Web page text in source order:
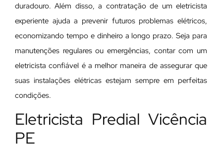
duradouro. Além disso, a contratação de um eletricista
experiente ajuda a prevenir futuros problemas elétricos,
economizando tempo e dinheiro a longo prazo. Seja para
manutenções regulares ou emergências, contar com um
eletricista confiável é a melhor maneira de assegurar que
suas instalações elétricas estejam sempre em perfeitas
condições.
Eletricista Predial Vicência
PE